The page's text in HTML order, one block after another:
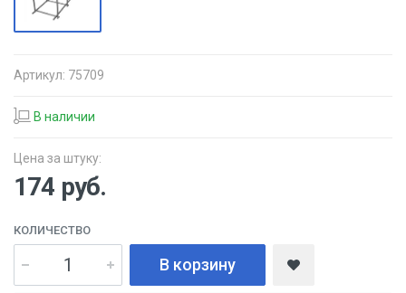
Артикул: 75709
В наличии
Цена за штуку:
174 руб.
КОЛИЧЕСТВО
В корзину